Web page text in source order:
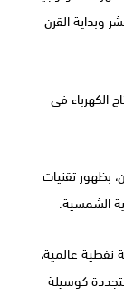
وبداية القرن
الكهرباء في
بظهور تقنيات
الشمسية.
نفطية عالمية،
كوسيلة